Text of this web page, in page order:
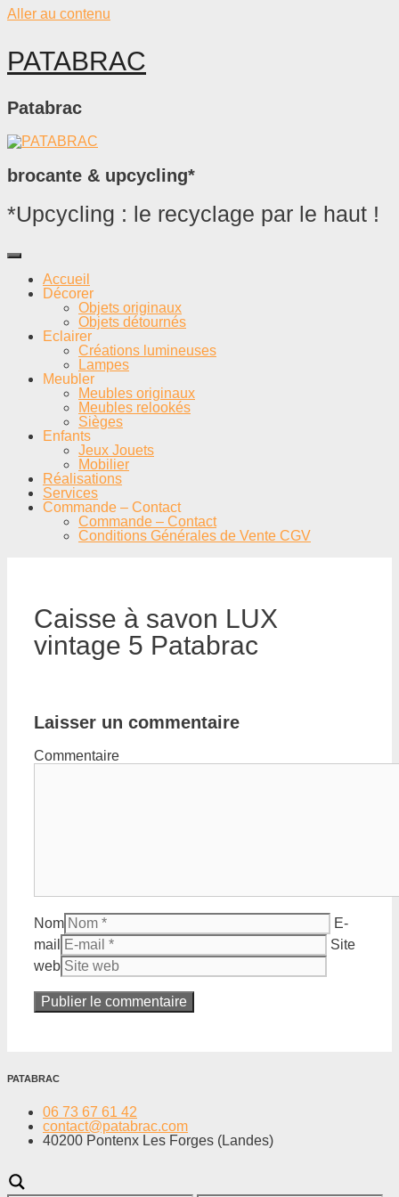
Aller au contenu
PATABRAC
Patabrac
brocante & upcycling*
*Upcycling : le recyclage par le haut !
Accueil
Décorer
Objets originaux
Objets détournés
Eclairer
Créations lumineuses
Lampes
Meubler
Meubles originaux
Meubles relookés
Sièges
Enfants
Jeux Jouets
Mobilier
Réalisations
Services
Commande – Contact
Commande – Contact
Conditions Générales de Vente CGV
Caisse à savon LUX
vintage 5 Patabrac
Laisser un commentaire
Commentaire
Nom
E-
mail
Site
web
PATABRAC
06 73 67 61 42
contact@patabrac.com
40200 Pontenx Les Forges (Landes)